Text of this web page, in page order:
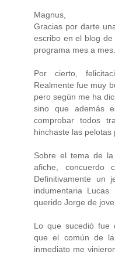
Magnus,
Gracias por darte
escribo en el blog
programa mes a mes.
Por cierto,
Realmente fue muy
pero según me ha
sino que además
comprobar todos
hinchaste las pelotas
Sobre el tema de
afiche, concuerdo
Definitivamente un
indumentaria
querido Jorge de
Lo que sucedió fue
que el común de
inmediato me